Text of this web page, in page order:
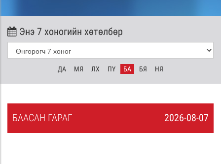
Энэ 7 хоногийн хөтөлбөр
ДА МЯ ЛХ ПҮ БА БЯ НЯ
2026-08-07
БААСАН ГАРАГ